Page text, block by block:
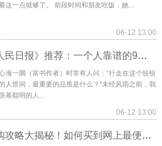
这一点就够了。 前段时间和朋友吃饭，她...
06-12 13:00
《人民日报》推荐：一个人靠谱的9个表现，建议永久收藏
海一隅（富书作者）时常有人问：“行走在这个纷纷
人世间，最重要的品质是什么？”未经风雨之前，我
慕聪明的人...
06-12 13:00
网购攻略大揭秘！如何买到网上最便宜又质量好的商品？